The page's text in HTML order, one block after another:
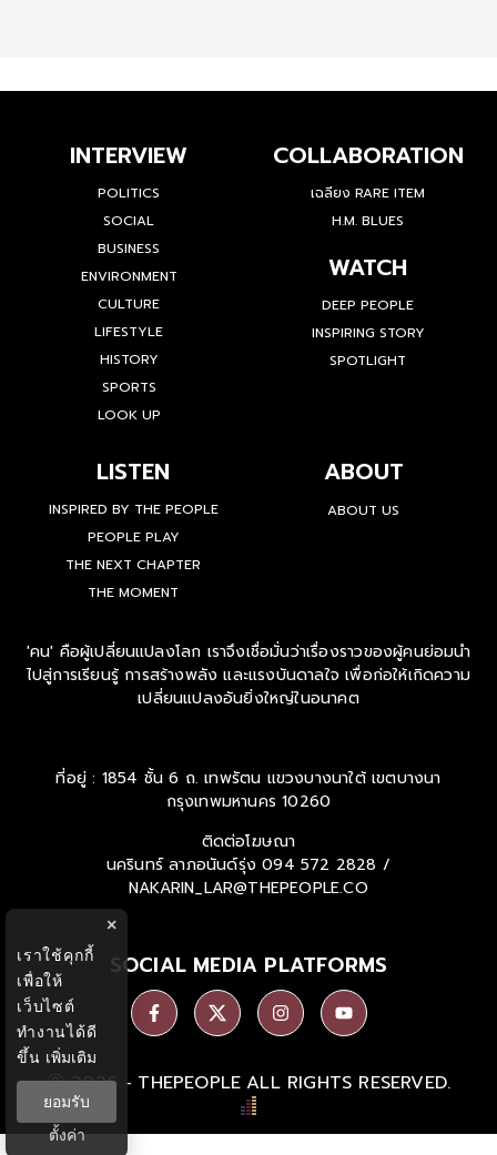
INTERVIEW
POLITICS
SOCIAL
BUSINESS
ENVIRONMENT
CULTURE
LIFESTYLE
HISTORY
SPORTS
LOOK UP
COLLABORATION
เฉลียง RARE ITEM
H.M. BLUES
WATCH
DEEP PEOPLE
INSPIRING STORY
SPOTLIGHT
LISTEN
INSPIRED BY THE PEOPLE
PEOPLE PLAY
THE NEXT CHAPTER
THE MOMENT
ABOUT
ABOUT US
'คน' คือผู้เปลี่ยนแปลงโลก เราจึงเชื่อมั่นว่าเรื่องราวของผู้คนย่อมนำ
ไปสู่การเรียนรู้ การสร้างพลัง และแรงบันดาลใจ เพื่อก่อให้เกิดความ
เปลี่ยนแปลงอันยิ่งใหญ่ในอนาคต
ที่อยู่ : 1854 ชั้น 6 ถ. เทพรัตน แขวงบางนาใต้ เขตบางนา
กรุงเทพมหานคร 10260
ติดต่อโฆษณา
นครินทร์ ลาภอนันด์รุ่ง 094 572 2828 /
NAKARIN_LAR@THEPEOPLE.CO
SOCIAL MEDIA PLATFORMS
Ⓒ 2026 - THEPEOPLE ALL RIGHTS RESERVED.
×
เราใช้คุกกี้
เพื่อให้
เว็บไซต์
ทำงานได้ดี
ขึ้น เพิ่มเติม
ยอมรับ
ตั้งค่า